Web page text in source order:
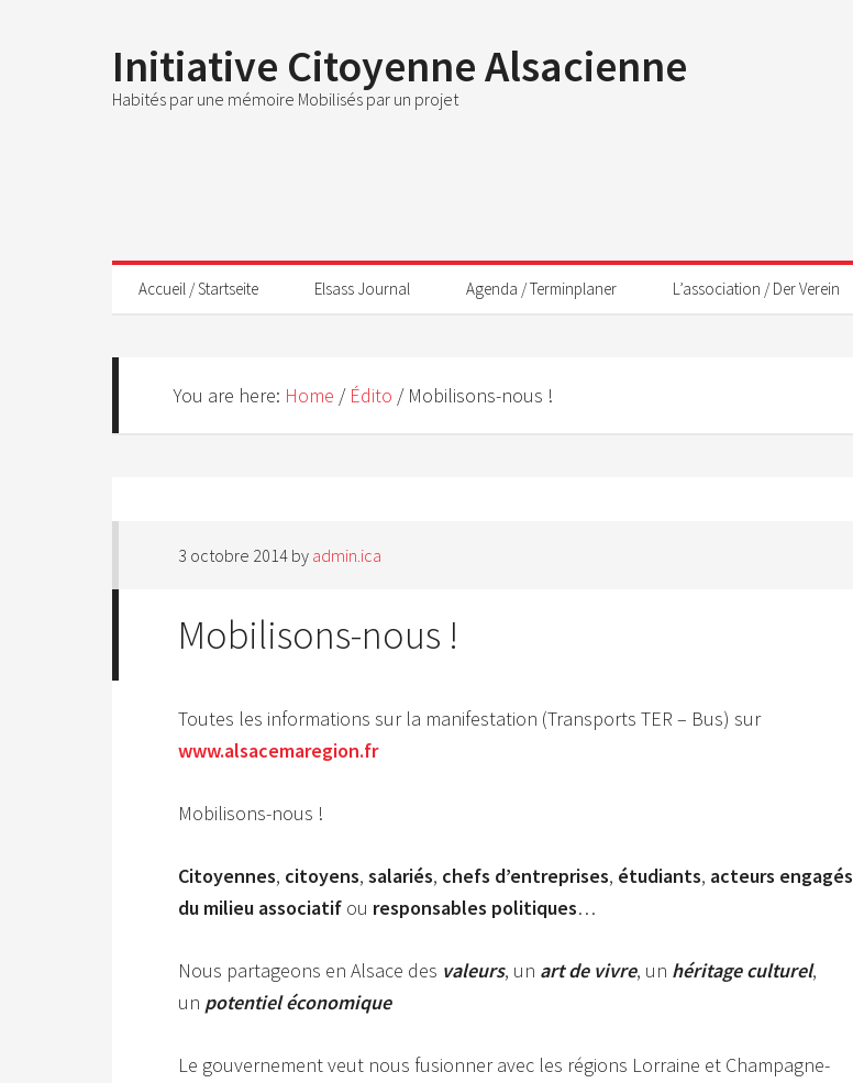
Initiative Citoyenne Alsacienne
Habités par une mémoire Mobilisés par un projet
Accueil / Startseite Elsass Journal Agenda / Terminplaner L’association / Der Verein
You are here: Home / Édito /Mobilisons-nous !
3 octobre 2014 by admin.ica
Mobilisons-nous !
Toutes les informations sur la manifestation (Transports TER – Bus) sur
www.alsacemaregion.fr
Mobilisons-nous !
Citoyennes, citoyens, salariés, chefs d’entreprises, étudiants, acteurs engagés
du milieu associatif ou responsables politiques…
Nous partageons en Alsace des valeurs, un art de vivre, un héritage culturel,
un potentiel économique
Le gouvernement veut nous fusionner avec les régions Lorraine et Champagne-